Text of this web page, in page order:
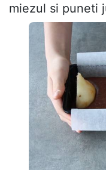
miezul si puneti